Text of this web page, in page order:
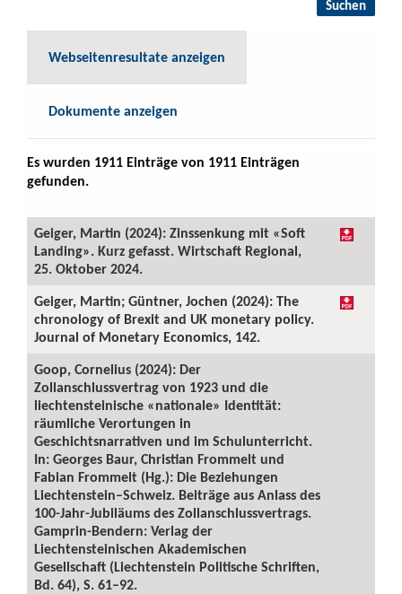
Webseitenresultate anzeigen
Dokumente anzeigen
Es wurden 1911 Einträge von 1911 Einträgen
gefunden.
Geiger, Martin (2024): Zinssenkung mit «Soft
Landing». Kurz gefasst. Wirtschaft Regional,
25. Oktober 2024.
Geiger, Martin; Güntner, Jochen (2024): The
chronology of Brexit and UK monetary policy.
Journal of Monetary Economics, 142.
Goop, Cornelius (2024): Der
Zollanschlussvertrag von 1923 und die
liechtensteinische «nationale» Identität:
räumliche Verortungen in
Geschichtsnarrativen und im Schulunterricht.
In: Georges Baur, Christian Frommelt und
Fabian Frommelt (Hg.): Die Beziehungen
Liechtenstein–Schweiz. Beiträge aus Anlass des
100-Jahr-Jubiläums des Zollanschlussvertrags.
Gamprin-Bendern: Verlag der
Liechtensteinischen Akademischen
Gesellschaft (Liechtenstein Politische Schriften,
Bd. 64), S. 61–92.